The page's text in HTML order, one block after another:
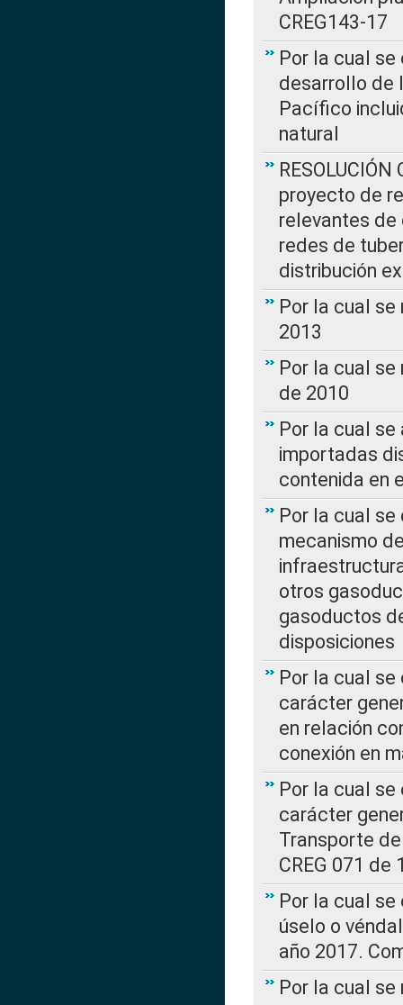
CREG143-17
Por la cual
desarrollo de
Pacífico
natural
proyecto de
relevantes de
redes de
distribución
Por la cual se
2013
Por la cual se
de 2010
Por la cual
importadas
contenida en
Por la cual se
mecanismo
otros
gasoductos
disposiciones
Por la cual
carácter
en relación
conexión en
Por la cual
carácter
Transporte
CREG 071 de
Por la cual
úselo o
año 2017.
Por la cual se